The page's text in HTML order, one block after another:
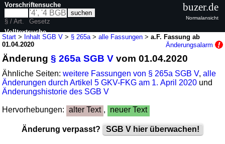
Start > Inhalt SGB V > § 265a >alle Fassungen >a.F. Fassung ab
01.04.2020
Änderungsalarm
Änderung§ 265a SGB V vom 01.04.2020
Ähnliche Seiten:weitere Fassungen von § 265a SGB V,alle
Änderungen durch Artikel 5 GKV-FKG am 1. April 2020 und
Änderungshistorie des SGB V
Hervorhebungen: alter Text , neuer Text
Änderung verpasst? SGB V hier überwachen!
Vorschriftensuche
§ / Art.
Gesetz
Volltextsuche
buzer.de
Normalansicht